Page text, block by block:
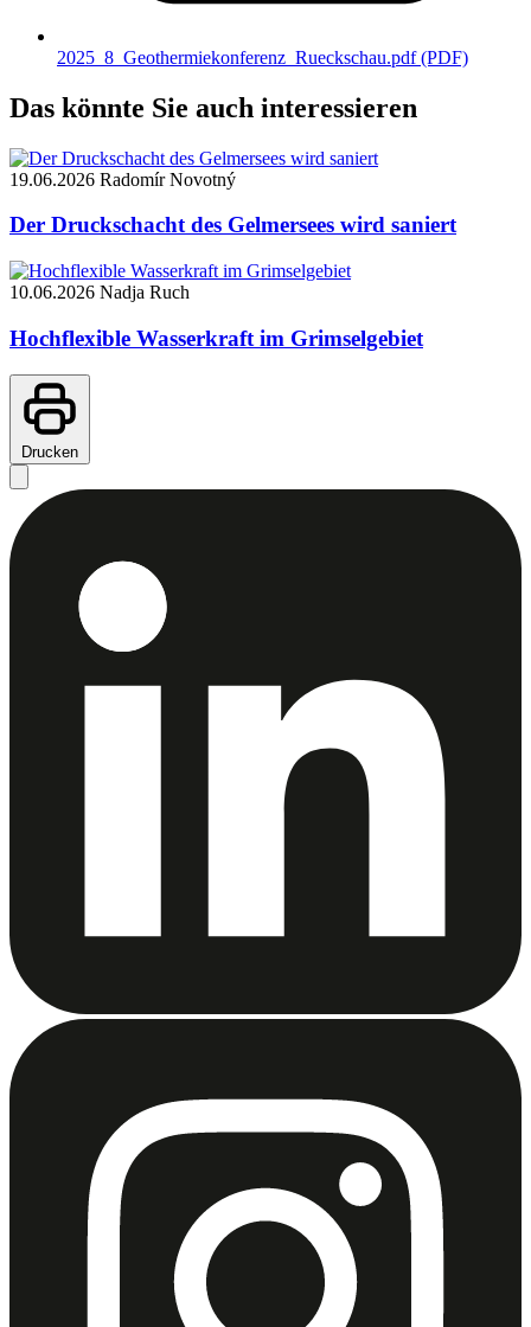
2025_8_Geothermiekonferenz_Rueckschau.pdf(PDF)
Das könnte Sie auch interessieren
19.06.2026 Radomír Novotný
Der Druckschacht des Gelmersees wird saniert
10.06.2026 Nadja Ruch
Hochflexible Wasserkraft im Grimselgebiet
Drucken